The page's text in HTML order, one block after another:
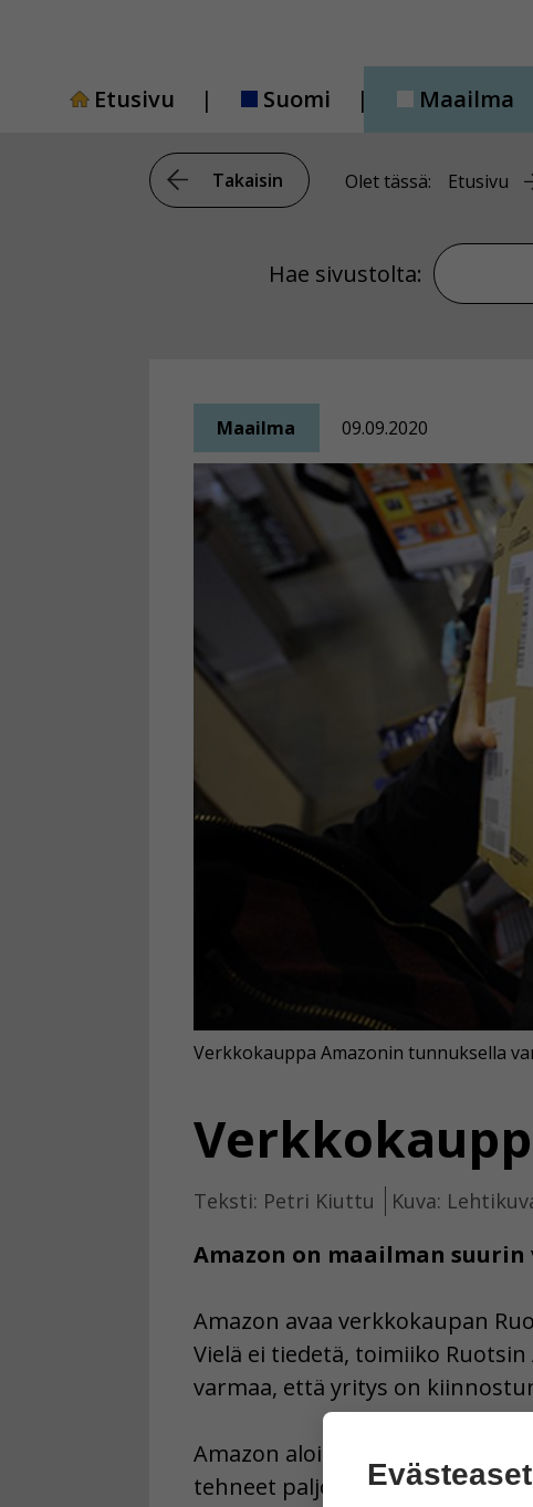
Etusivu
Suomi Maailma
Takaisin Olet tässä: Etusivu
Hae sivustolta: Hae
Maailma 09.09.2020
Teksti: Petri Kiuttu Kuva:
Amazon on maailman
Verkkokauppa Amazonin tunnuksella
Amazon avaa verkkokaupan
Vielä ei tiedetä, toimiiko
varmaa, että yritys on
Amazon aloitti kirjakauppana.
tehneet paljon ostoksia Saksan